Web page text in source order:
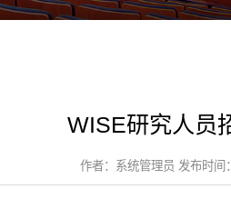
WISE研究人员
作者：系统管理员 发布时间